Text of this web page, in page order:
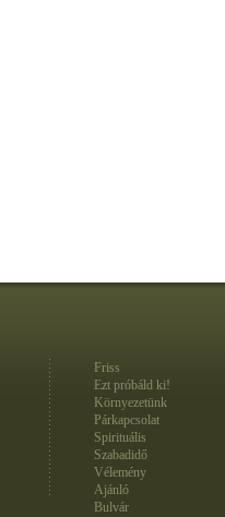
Friss
Ezt próbáld ki!
Környezetünk
Párkapcsolat
Spirituális
Szabadidő
Vélemény
Ajánló
Bulvár